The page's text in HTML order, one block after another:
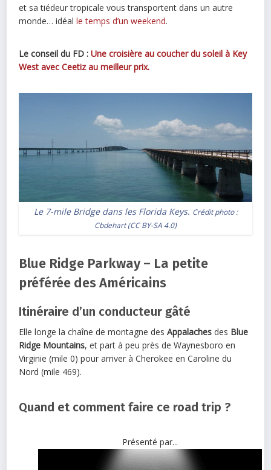
et sa tiédeur tropicale vous transportent dans un autre
monde… idéalle temps d’un weekend.
Le conseil du FD :Une croisière au coucher du soleil à Key
West avec Ceetiz au meilleur prix.
Le 7-mile Bridge dans les Florida Keys. Crédit photo :
Cbdehart(CC BY-SA 4.0)
Blue Ridge Parkway – La petite
préférée des Américains
Itinéraire d’un conducteur gâté
Elle longe la chaîne de montagne desAppalaches des Blue
Ridge Mountains, et part à peu près de Waynesboro en
Virginie (mile 0) pour arriver à Cherokee en Caroline du
Nord (mile 469).
Quand et comment faire ce road trip ?
Présenté par...